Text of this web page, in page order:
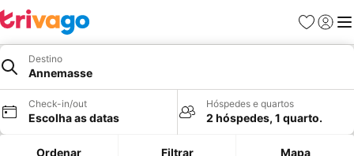
Favoritos
Iniciar
Destino
Annemasse
Check-in/out
Escolha as datas
Hóspedes e quartos
2 hóspedes, 1 quarto.
Ordenar Filtrar Mapa